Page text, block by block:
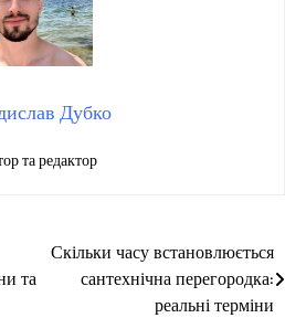
Дубко
та редактор
та
Скільки часу встановлюється
сантехнічна перегородка:
реальні терміни